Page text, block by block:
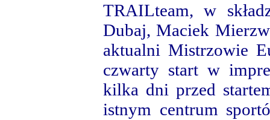
TRAILteam, w
Dubaj, Maciek
aktualni Mistrzowie
czwarty start w
kilka dni przed
istnym centrum